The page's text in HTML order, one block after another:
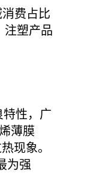
费占比
注塑产品
特性，广
薄膜
现象。
为强